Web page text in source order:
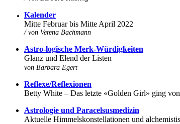
Kalender
Mitte Februar bis Mitte April 2022
/ von Verena Bachmann
Astro-logische Merk-Würdigkeiten
Glanz und Elend der Listen
von Barbara Egert
Reflexe/Reflexionen
Betty White – Das letzte «Golden Girl» ging
Astrologie und Paracelsusmedizin
Aktuelle Himmelskonstellationen und